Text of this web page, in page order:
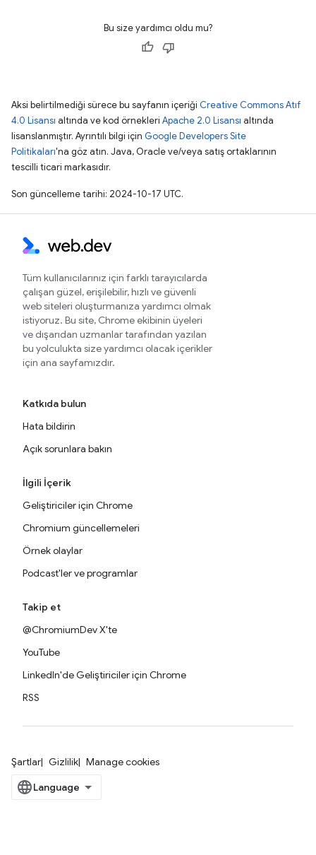
Bu size yardımcı oldu mu?
Aksi belirtilmediği sürece bu sayfanın içeriği Creative Commons Atıf
4.0 Lisansı altında ve kod örnekleri Apache 2.0 Lisansı altında
lisanslanmıştır. Ayrıntılı bilgi için Google Developers Site
Politikaları'na göz atın. Java, Oracle ve/veya satış ortaklarının
tescilli ticari markasıdır.
Son güncelleme tarihi: 2024-10-17 UTC.
Tüm kullanıcılarınız için farklı tarayıcılarda
çalışan güzel, erişilebilir, hızlı ve güvenli
web siteleri oluşturmanıza yardımcı olmak
istiyoruz. Bu site, Chrome ekibinin üyeleri
ve dışarıdan uzmanlar tarafından yazılan
bu yolculukta size yardımcı olacak içerikler
için ana sayfamızdır.
Katkıda bulun
Hata bildirin
Açık sorunlara bakın
İlgili İçerik
Geliştiriciler için Chrome
Chromium güncellemeleri
Örnek olaylar
Podcast'ler ve programlar
Takip et
@ChromiumDev X'te
YouTube
LinkedIn'de Geliştiriciler için Chrome
RSS
Şartlar Gizlilik Manage cookies